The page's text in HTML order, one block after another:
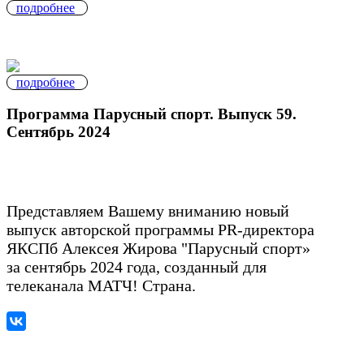
подробнее
подробнее
Программа Парусный спорт. Выпуск 59.
Сентябрь 2024
Представляем Вашему вниманию новый
выпуск авторской программы PR-директора
ЯКСПб Алексея Жирова "Парусный спорт»
за сентябрь 2024 года, созданный для
телеканала МАТЧ! Страна.